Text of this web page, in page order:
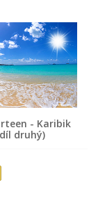
- Karibik
druhý)